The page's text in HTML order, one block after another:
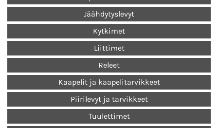
Jäähdytyslevyt
Kytkimet
Liittimet
Releet
Kaapelit ja kaapelitarvikkeet
Piirilevyt ja tarvikkeet
Tuulettimet